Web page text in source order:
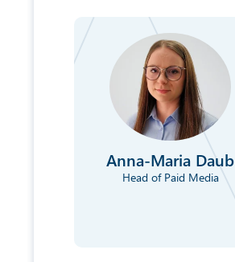
Anna-Maria Daub
Head of Paid Media